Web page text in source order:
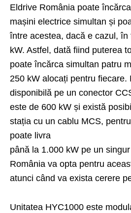
Eldrive România poate
mașini electrice simultan și
între acestea, dacă e cazul,
kW. Astfel, dată fiind puterea
poate încărca simultan patru
250 kW alocați pentru fiecare.
disponibilă pe un conector
este de 600 kW și există
stația cu un cablu MCS,
poate livra
până la 1.000 kW pe un
România va opta pentru
atunci când va exista cerere
Unitatea HYC1000 este